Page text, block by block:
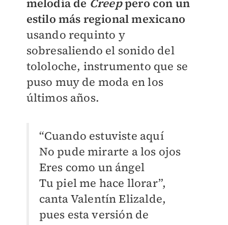
melodía de Creeppero con un
estilo más regional mexicano
usando requinto y
sobresaliendo el sonido del
tololoche, instrumento que se
puso muy de moda en los
últimos años.
“Cuando estuviste aquí
No pude mirarte a los ojos
Eres como un ángel
Tu piel me hace llorar”,
canta Valentín Elizalde,
pues esta versión de